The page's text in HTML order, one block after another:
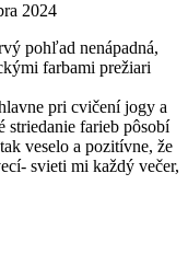
2024
pohľad nenápadná,
farbami prežiari
pri cvičení jogy a
striedanie farieb pôsobí
veselo a pozitívne, že
svieti mi každý večer,